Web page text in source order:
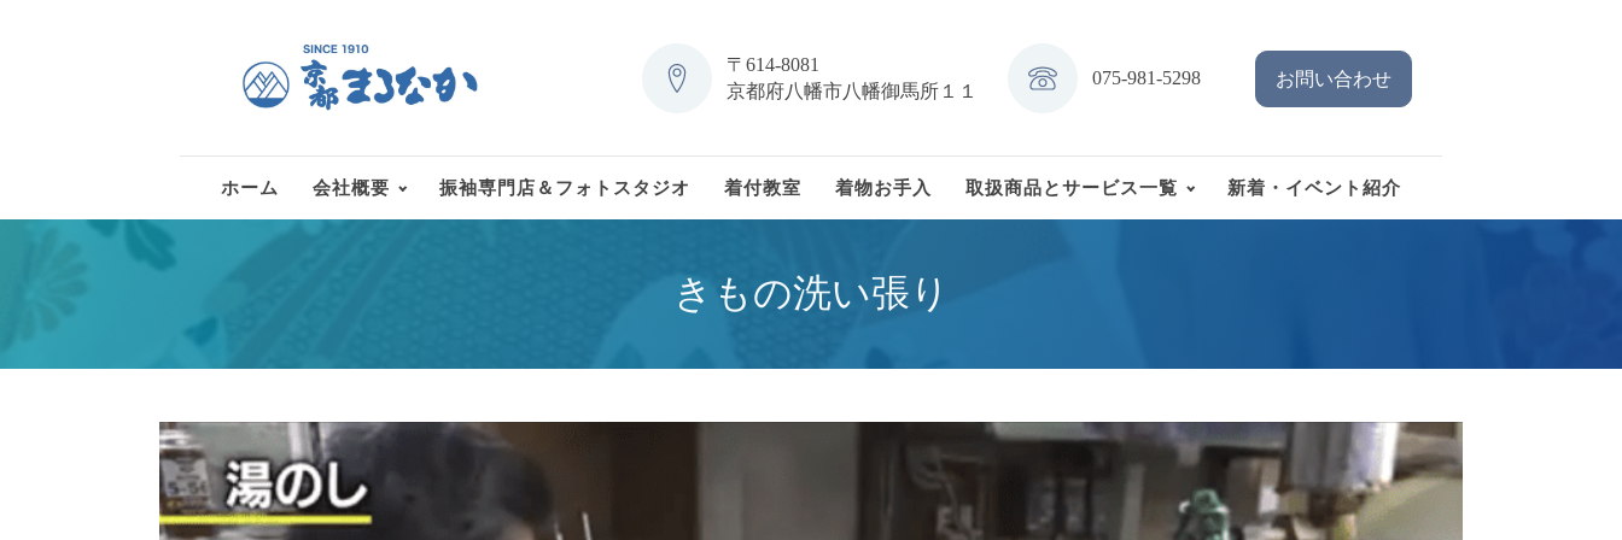
〒614-8081
京都府八幡市八幡御馬所１１
075-981-5298 お問い合わせ
ホーム 会社概要 振袖専門店＆フォトスタジオ 着付教室 着物お手入 取扱商品とサービス一覧 新着・イベント紹介
きもの洗い張り